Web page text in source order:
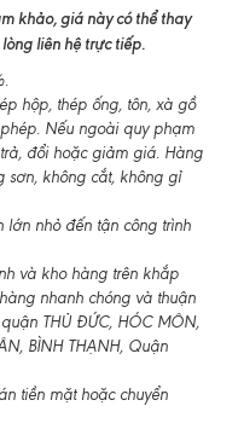
khảo, giá này có thể thay
liên hệ trực tiếp.
hộp, thép ống, tôn, xà gồ
Nếu ngoài quy phạm
đổi hoặc giảm giá. Hàng
sơn, không cắt, không gỉ
nhỏ đến tận công trình
và kho hàng trên khắp
nhanh chóng và thuận
THỦ ĐỨC, HÓC MÔN,
BÌNH THẠNH, Quận
tiền mặt hoặc chuyển